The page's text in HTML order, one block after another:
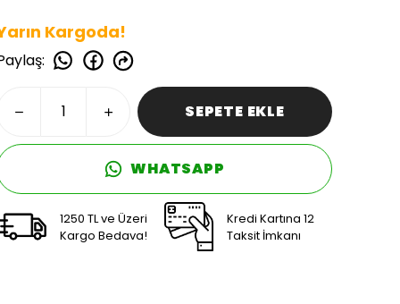
Kargoda!
:
SEPETE EKLE
WHATSAPP
1250 TL ve Üzeri
Kargo Bedava!
Kredi Kartına 12
Taksit İmkanı